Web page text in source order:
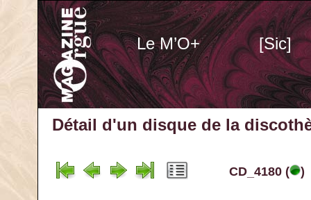
Le M’O+ [Sic]
Détail d'un disque de la
CD_4180 ( )